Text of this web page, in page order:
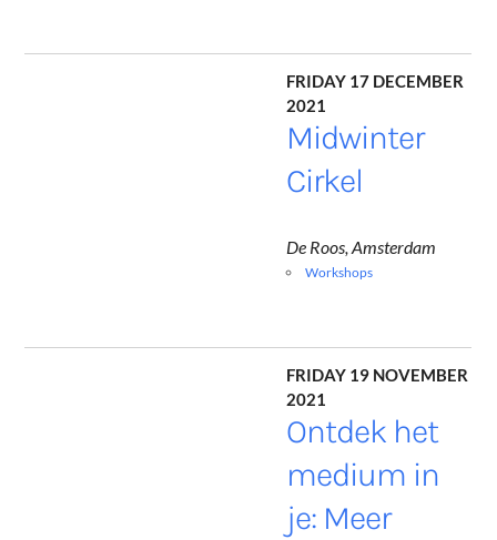
Friday 17 December
2021
Midwinter
Cirkel
De Roos, Amsterdam
Workshops
Friday 19 November
2021
Ontdek het
medium in
je: Meer